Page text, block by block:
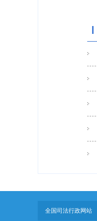
全国司法行政网站